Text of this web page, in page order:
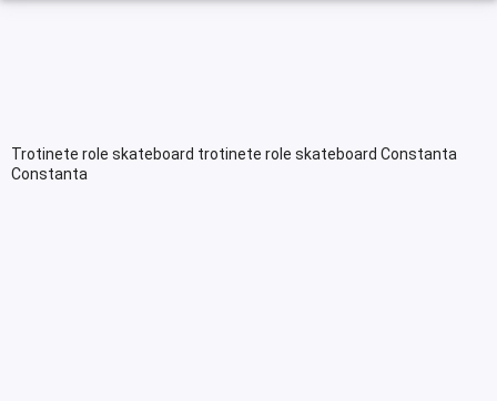
Trotinete role skateboard trotinete role skateboard Constanta
Constanta